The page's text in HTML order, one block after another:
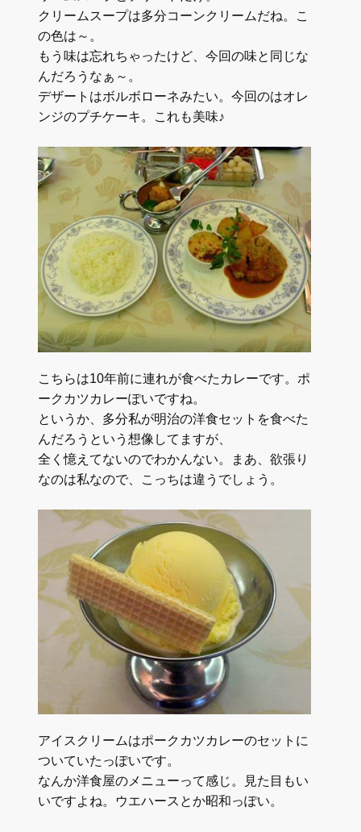
クリームスープは多分コーンクリームだね。こ
の色は～。
もう味は忘れちゃったけど、今回の味と同じな
んだろうなぁ～。
デザートはボルボローネみたい。今回のはオレ
ンジのプチケーキ。これも美味♪
こちらは10年前に連れが食べたカレーです。ポ
ークカツカレーぽいですね。
というか、多分私が明治の洋食セットを食べた
んだろうという想像してますが、
全く憶えてないのでわかんない。まあ、欲張り
なのは私なので、こっちは違うでしょう。
アイスクリームはポークカツカレーのセットに
ついていたっぽいです。
なんか洋食屋のメニューって感じ。見た目もい
いですよね。ウエハースとか昭和っぽい。